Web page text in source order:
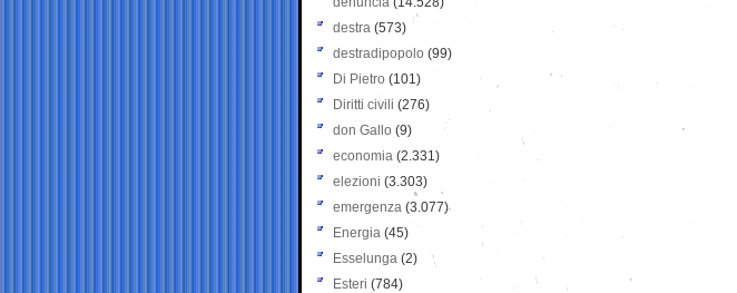
destra (573)
destradipopolo (99)
Di Pietro (101)
Diritti civili (276)
don Gallo (9)
economia (2.331)
elezioni (3.303)
emergenza (3.077)
Energia (45)
Esselunga (2)
Esteri (784)